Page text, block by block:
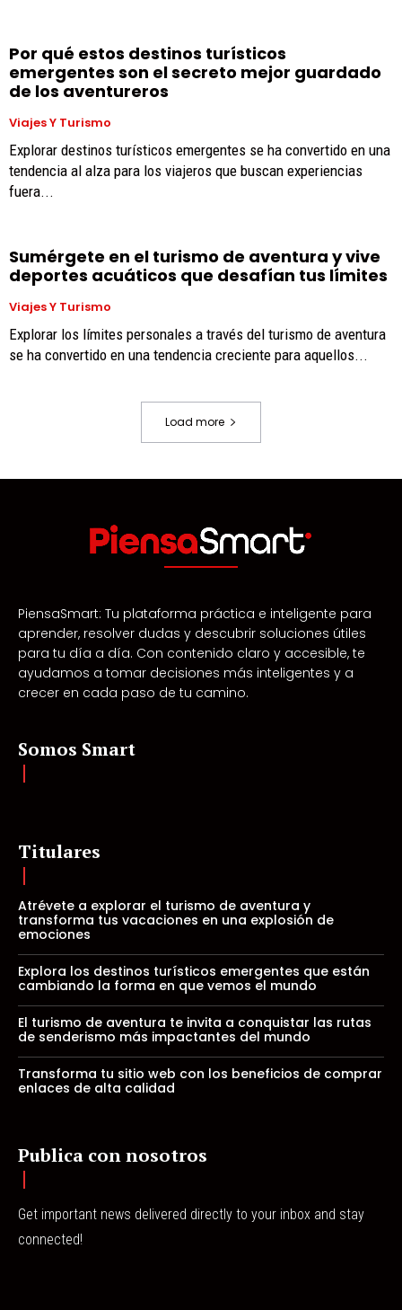
Por qué estos destinos turísticos
emergentes son el secreto mejor guardado
de los aventureros
Viajes Y Turismo
Explorar destinos turísticos emergentes se ha convertido en una
tendencia al alza para los viajeros que buscan experiencias
fuera...
Sumérgete en el turismo de aventura y vive
deportes acuáticos que desafían tus límites
Viajes Y Turismo
Explorar los límites personales a través del turismo de aventura
se ha convertido en una tendencia creciente para aquellos...
Load more
PiensaSmart: Tu plataforma práctica e inteligente para
aprender, resolver dudas y descubrir soluciones útiles
para tu día a día. Con contenido claro y accesible, te
ayudamos a tomar decisiones más inteligentes y a
crecer en cada paso de tu camino.
Somos Smart
Titulares
Atrévete a explorar el turismo de aventura y
transforma tus vacaciones en una explosión de
emociones
Explora los destinos turísticos emergentes que están
cambiando la forma en que vemos el mundo
El turismo de aventura te invita a conquistar las rutas
de senderismo más impactantes del mundo
Transforma tu sitio web con los beneficios de comprar
enlaces de alta calidad
Publica con nosotros
Get important news delivered directly to your inbox and stay
connected!